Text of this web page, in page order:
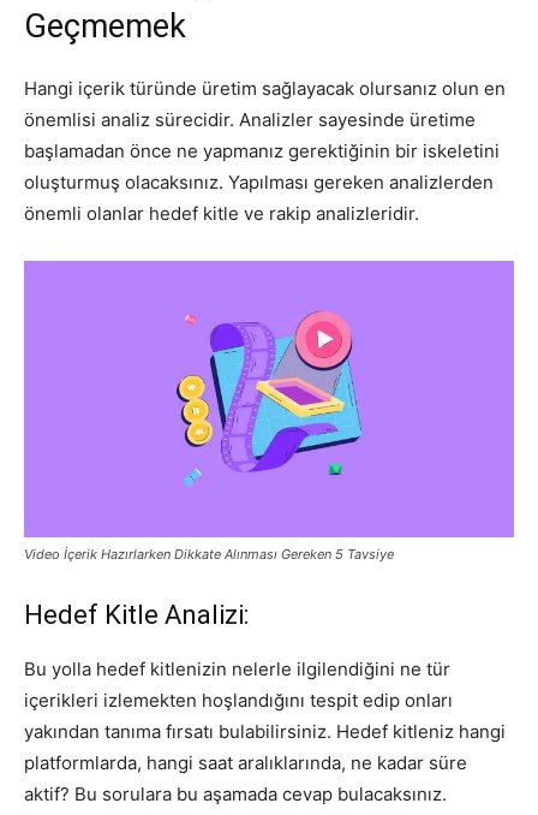
Geçmemek
Hangi içerik türünde üretim sağlayacak olursanız olun en
önemlisi analiz sürecidir. Analizler sayesinde üretime
başlamadan önce ne yapmanız gerektiğinin bir iskeletini
oluşturmuş olacaksınız. Yapılması gereken analizlerden
önemli olanlar hedef kitle ve rakip analizleridir.
Video İçerik Hazırlarken Dikkate Alınması Gereken 5 Tavsiye
Hedef Kitle Analizi:
Bu yolla hedef kitlenizin nelerle ilgilendiğini ne tür
içerikleri izlemekten hoşlandığını tespit edip onları
yakından tanıma fırsatı bulabilirsiniz. Hedef kitleniz hangi
platformlarda, hangi saat aralıklarında, ne kadar süre
aktif? Bu sorulara bu aşamada cevap bulacaksınız.